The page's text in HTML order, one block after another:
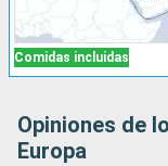
Comidas incluidas
Opiniones de
Europa